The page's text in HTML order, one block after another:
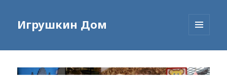
Игрушкин Дом